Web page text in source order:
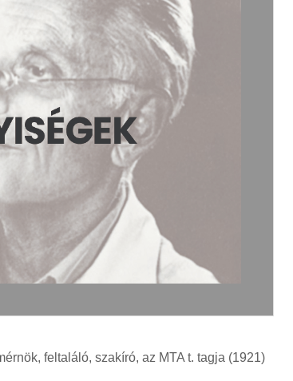
feltaláló, szakíró, az MTA t. tagja (1921)